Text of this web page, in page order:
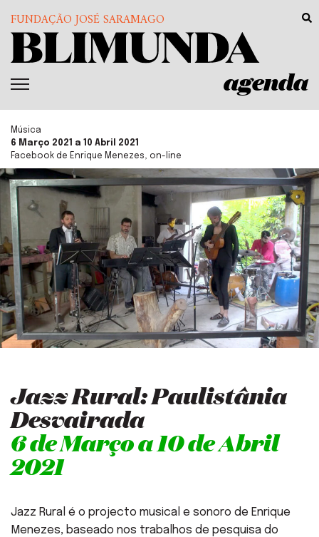
FUNDAÇÃO JOSÉ SARAMAGO
agenda
Música
6 Março 2021 a 10 Abril 2021
Facebook de Enrique Menezes, on-line
Jazz Rural: Paulistânia
Desvairada
6 de Março a 10 de Abril
2021
Jazz Rural é o projecto musical e sonoro de Enrique
Menezes, baseado nos trabalhos de pesquisa do